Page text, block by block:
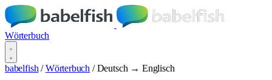
Wörterbuch
babelfish / Wörterbuch / Deutsch → Englisch